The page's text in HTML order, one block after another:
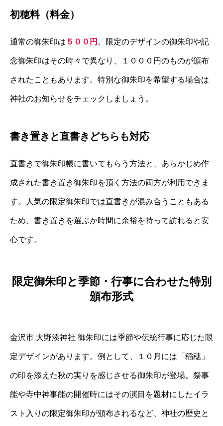
初穂料（料金）
通常の御朱印は ５００円 。限定のデザインの御朱印や記
念御朱印はその時々で異なり、１０００円のものが頒布
されたこともあります。特別な御朱印を希望する場合は
神社のお知らせをチェックしましょう。
書き置きと直書きどちらも対応
直書きで御朱印帳に書いてもらう方法と、あらかじめ作
成された書き置き御朱印を頂く方法の両方が利用できま
す。人気の限定御朱印では直書きが混み合うこともある
ため、書き置きを選ぶか時間に余裕を持って訪れると安
心です。
限定御朱印と季節・行事に合わせた特別
頒布形式
金沢市 大野湊神社 御朱印には季節や伝統行事に応じた限
定デザインがあります。例として、１０月には「稲穂」
の印を添えた秋の実りを感じさせる御朱印が登場。祭事
能や寺中神事能の開催時にはその演目を題材にしたイラ
スト入りの限定御朱印が頒布されるなど、神社の歴史と